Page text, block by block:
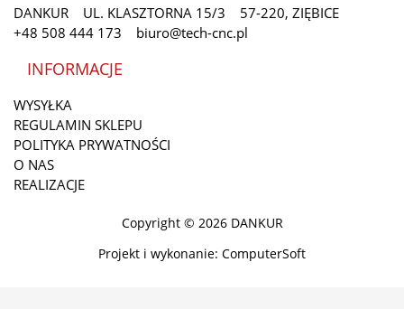
DANKUR UL. KLASZTORNA 15/3
57-220, ZIĘBICE
+48 508 444 173
biuro@tech-cnc.pl
INFORMACJE
WYSYŁKA
REGULAMIN SKLEPU
POLITYKA PRYWATNOŚCI
O NAS
REALIZACJE
Copyright © 2026 DANKUR
Projekt i wykonanie: ComputerSoft